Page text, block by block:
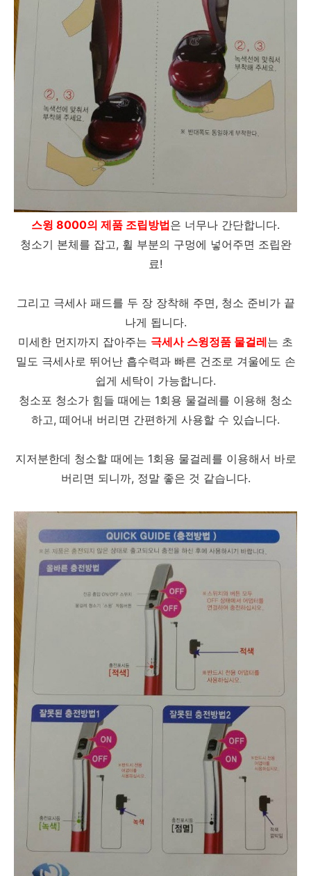
스윙 8000의 제품 조립방법은 너무나 간단합니다.
청소기 본체를 잡고, 휠 부분의 구멍에 넣어주면 조립완
료!
그리고 극세사 패드를 두 장 장착해 주면, 청소 준비가 끝
나게 됩니다.
미세한 먼지까지 잡아주는 극세사 스윙정품 물걸레는 초
밀도 극세사로 뛰어난 흡수력과 빠른 건조로 겨울에도 손
쉽게 세탁이 가능합니다.
청소포 청소가 힘들 때에는 1회용 물걸레를 이용해 청소
하고, 떼어내 버리면 간편하게 사용할 수 있습니다.
지저분한데 청소할 때에는 1회용 물걸레를 이용해서 바로
버리면 되니까, 정말 좋은 것 같습니다.